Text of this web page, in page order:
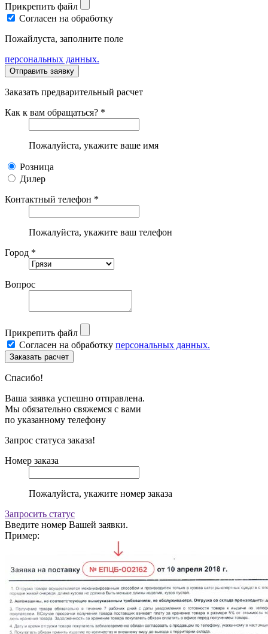
Прикрепить файл
Согласен на обработку
Пожайлуста, заполните поле
персональных данных.
Заказать предварительный расчет
Как к вам обращаться? *
Пожалуйста, укажите ваше имя
Розница
Дилер
Контактный телефон *
Пожалуйста, укажите ваш телефон
Город *
Вопрос
Прикрепить файл
Согласен на обработку персональных данных.
Спасибо!
Ваша заявка успешно отправлена.
Мы обязательно свяжемся с вами
по указанному телефону
Запрос статуса заказа!
Номер заказа
Пожалуйста, укажите номер заказа
Запросить статус
Введите номер Вашей заявки.
Пример: